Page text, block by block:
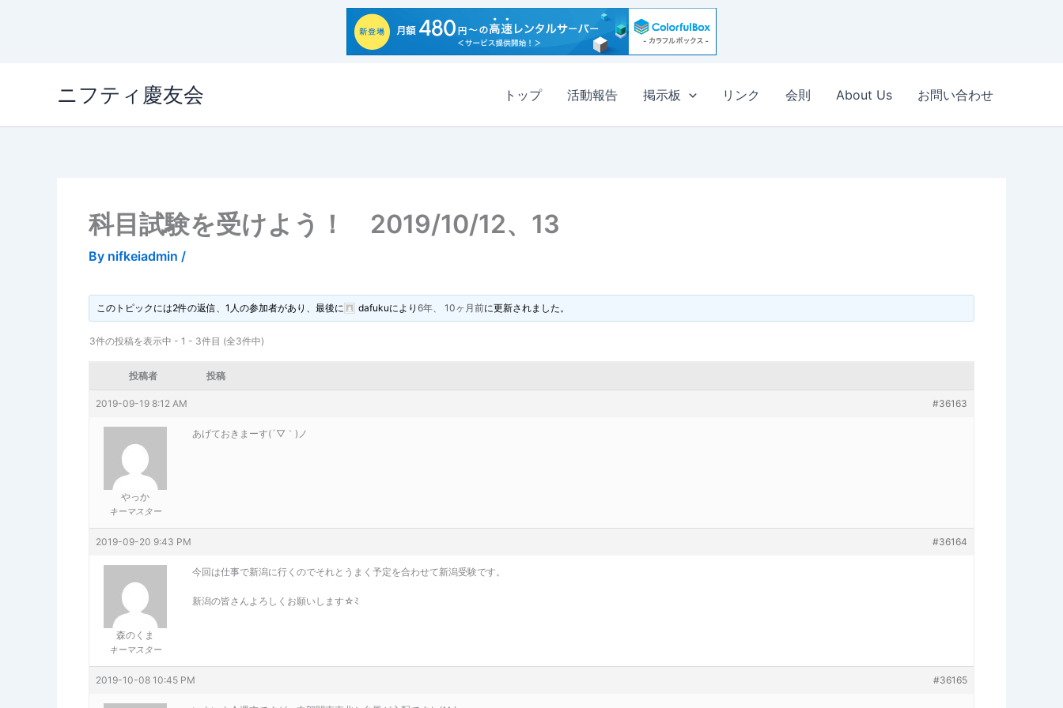
ニフティ慶友会 トップ 活動報告 掲示板 リンク 会則 About Us お問い合わせ
科目試験を受けよう！ 2019/10/12、13
By nifkeiadmin /
このトピックには2件の返信、1人の参加者があり、最後に dafukuにより6年、 10ヶ月前に更新されました。
3件の投稿を表示中 - 1 - 3件目 (全3件中)
投稿者 投稿
2019-09-19 8:12 AM #36163
やっか
キーマスター
あげておきまーす(´▽｀)ノ
2019-09-20 9:43 PM #36164
森のくま
キーマスター
今回は仕事で新潟に行くのでそれとうまく予定を合わせて新潟受験です。
新潟の皆さんよろしくお願いします☆ﾐ
2019-10-08 10:45 PM #36165